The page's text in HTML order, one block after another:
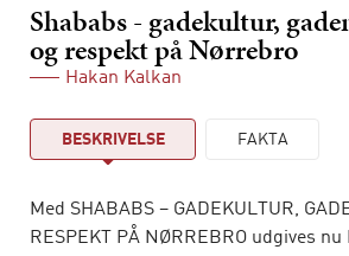
Shababs - gadekultur,
og respekt på Nørrebro
Hakan Kalkan
BESKRIVELSE FAKTA
Med SHABABS – GADEKULTUR,
RESPEKT PÅ NØRREBRO udgives